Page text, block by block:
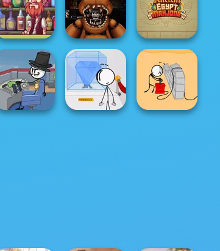
Pirate Bartender
Captain's Gro...
FNAF: Night at
the Dentist
Ancient Egypt
Mahjong